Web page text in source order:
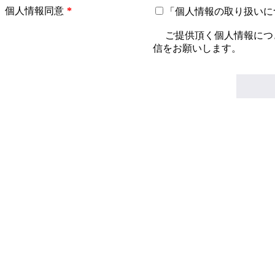
個人情報同意 「個人情報の取り扱い
ご提供頂く個人情報につ
信をお願いします。